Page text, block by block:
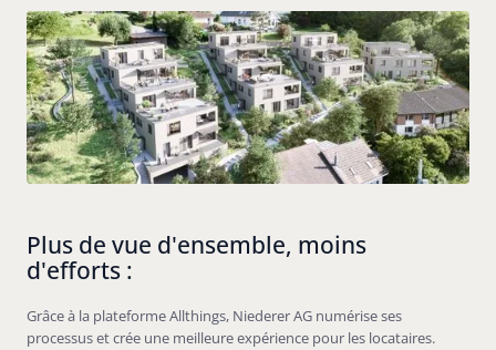
Plus de vue d'ensemble, moins
d'efforts :
Grâce à la plateforme Allthings, Niederer AG numérise ses
processus et crée une meilleure expérience pour les locataires.